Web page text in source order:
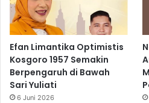
Efan Limantika Optimistis
Kosgoro 1957 Semakin
Berpengaruh di Bawah
Sari Yuliati
6 Juni 2026